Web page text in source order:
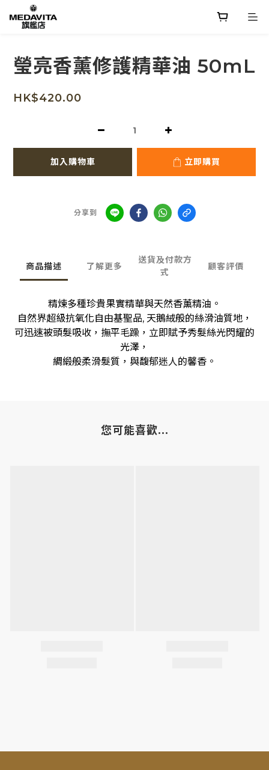
瑩亮香薰修護精華油 50mL
HK$420.00
加入購物車 立即購買
分享到
商品描述 了解更多
送貨及付款方
式
顧客評價
精煉多種珍貴果實精華與天然香薰精油。
自然界超級抗氧化自由基聖品, 天鵝絨般的絲滑油質地，
可迅速被頭髮吸收，撫平毛躁，立即賦予秀髮絲光閃耀的
光澤，
綢緞般柔滑髮質，與馥郁迷人的馨香。
您可能喜歡...